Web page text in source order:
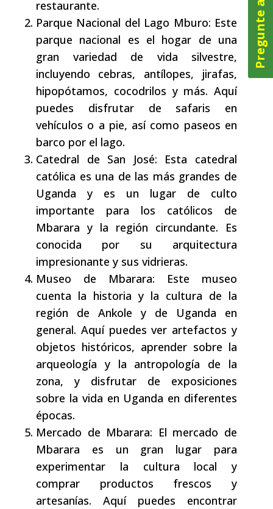
restaurante.
Parque Nacional del Lago Mburo: Este
parque nacional es el hogar de una
gran variedad de vida silvestre,
incluyendo cebras, antílopes, jirafas,
hipopótamos, cocodrilos y más. Aquí
puedes disfrutar de safaris en
vehículos o a pie, así como paseos en
barco por el lago.
Catedral de San José: Esta catedral
católica es una de las más grandes de
Uganda y es un lugar de culto
importante para los católicos de
Mbarara y la región circundante. Es
conocida por su arquitectura
impresionante y sus vidrieras.
Museo de Mbarara: Este museo
cuenta la historia y la cultura de la
región de Ankole y de Uganda en
general. Aquí puedes ver artefactos y
objetos históricos, aprender sobre la
arqueología y la antropología de la
zona, y disfrutar de exposiciones
sobre la vida en Uganda en diferentes
épocas.
Mercado de Mbarara: El mercado de
Mbarara es un gran lugar para
experimentar la cultura local y
comprar productos frescos y
artesanías. Aquí puedes encontrar